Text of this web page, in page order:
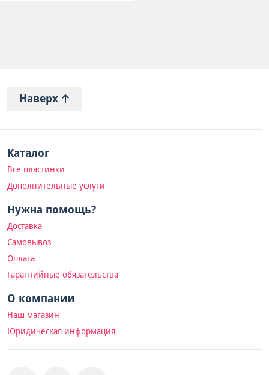
Наверх
Каталог
Все пластинки
Дополнительные услуги
Нужна помощь?
Доставка
Самовывоз
Оплата
Гарантийные обязательства
О компании
Наш магазин
Юридическая информация